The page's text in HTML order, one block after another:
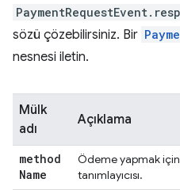
sözü çözebilirsiniz. Bir
nesnesi iletin.
Mülk
adı
Açıklama
method
Name
Ödeme yapmak
tanımlayıcısı.